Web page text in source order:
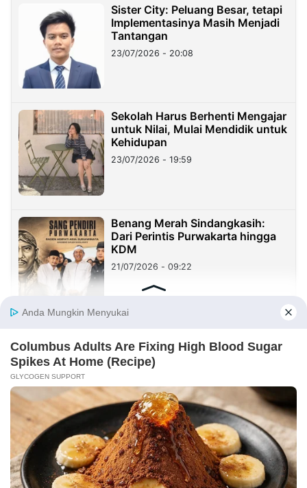
Sister City: Peluang Besar, tetapi
Implementasinya Masih Menjadi
Tantangan
23/07/2026 - 20:08
Sekolah Harus Berhenti Mengajar
untuk Nilai, Mulai Mendidik untuk
Kehidupan
23/07/2026 - 19:59
Benang Merah Sindangkasih:
Dari Perintis Purwakarta hingga
KDM
21/07/2026 - 09:22
REDAKSI
KIRIM KARYA TENTANG KAMI
KIRIM BERITA MEDIA PARTNER
KABARBARU NETWORK